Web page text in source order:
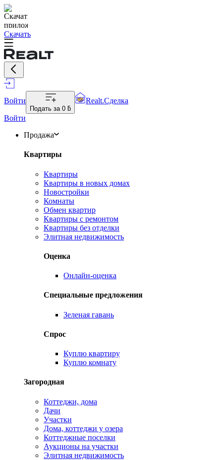
Скачать
Войти
Подать за 0 ƃ
Realt.Сделка
Войти
Продажа
Квартиры
Квартиры
Квартиры в новых домах
Новостройки
Комнаты
Обмен квартир
Квартиры с ремонтом
Квартиры без отделки
Элитная недвижимость
Оценка
Онлайн-оценка
Специальные предложения
Зеленая гавань
Спрос
Куплю квартиру
Куплю комнату
Загородная
Коттеджи, дома
Дачи
Участки
Дома, коттеджи у озера
Коттеджные поселки
Аукционы на участки
Элитная недвижимость